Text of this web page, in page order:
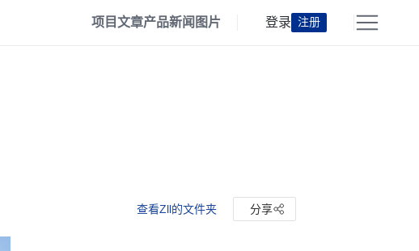
项目文章产品新闻 图片 登录 注册
查看Zll的文件夹 分享